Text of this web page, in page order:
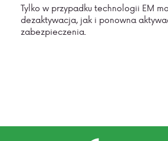
Tylko w przypadku technologii EM
dezaktywacja, jak i ponowna
zabezpieczenia.